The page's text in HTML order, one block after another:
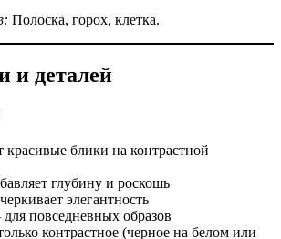
Полоска, горох, клетка.
и деталей
красивые блики на контрастной
глубину и роскошь
элегантность
повседневных образов
контрастное (черное на белом или